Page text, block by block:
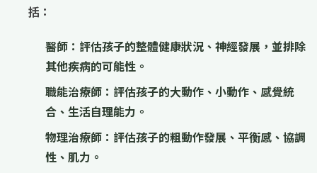
括：
醫師： 評估孩子的整體健康狀況、神經發展，並排除
其他疾病的可能性。
職能治療師： 評估孩子的大動作、小動作、感覺統
合、生活自理能力。
物理治療師： 評估孩子的粗動作發展、平衡感、協調
性、肌力。